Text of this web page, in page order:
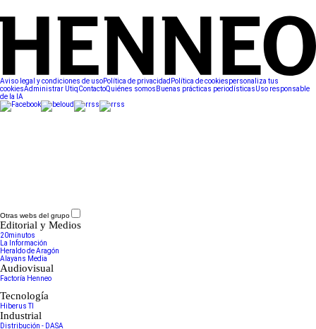
Aviso legal y condiciones de usoPolítica de privacidad Política de cookiespersonaliza tus
cookiesAdministrar UtiqContactoQuiénes somos Buenas prácticas periodísticasUso responsable
de la IA
Otras webs del grupo
Editorial y Medios
20minutos
La Información
Heraldo de Aragón
Alayans Media
Audiovisual
Factoría Henneo
Tecnología
Hiberus TI
Industrial
Distribución - DASA